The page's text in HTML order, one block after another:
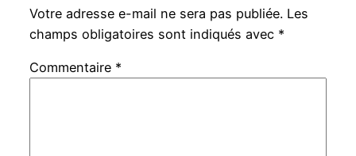
Votre adresse e-mail ne sera pas publiée. Les
champs obligatoires sont indiqués avec *
Commentaire *